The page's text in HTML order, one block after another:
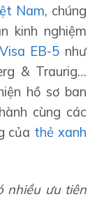
Nam, chúng
kinh nghiệm
Visa EB-5 như
& Traurig…
hồ sơ ban
cùng các
của thẻ xanh
nhiều ưu tiên